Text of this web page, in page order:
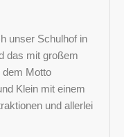
unser Schulhof in
das mit großem
dem Motto
Klein mit einem
und allerlei